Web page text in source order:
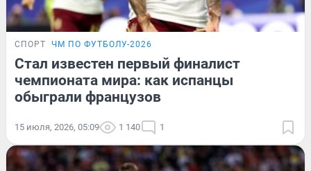
СПОРТ ЧМ ПО ФУТБОЛУ-2026
Стал известен первый финалист
чемпионата мира: как испанцы
обыграли французов
15 июля, 2026, 05:09 1 140 1